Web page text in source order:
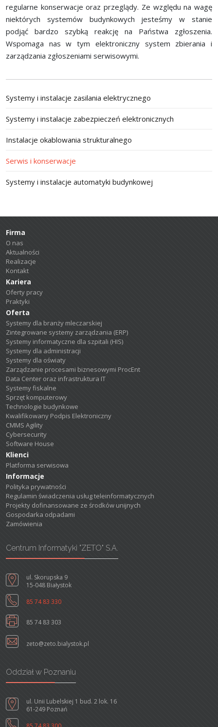
regularne konserwacje oraz przeglądy. Ze względu na wagę
niektórych systemów budynkowych jesteśmy w stanie
podjąć bardzo szybką reakcję na Państwa zgłoszenia.
Wspomaga nas w tym elektroniczny system zbierania i
zarządzania zgłoszeniami serwisowymi.
Systemy i instalacje zasilania elektrycznego
Systemy i instalacje zabezpieczeń elektronicznych
Instalacje okablowania strukturalnego
Serwis i konserwacje
Systemy i instalacje automatyki budynkowej
Firma
O nas
Aktualności
Realizacje
Kontakt
Kariera
Oferty pracy
Praktyki
Oferta
Systemy dla branży mleczarskiej
Zintegrowane systemy zarządzania (ERP)
Systemy informatyczne dla szpitali (HIS)
Systemy dla administracji
Systemy dla oświaty
Zarządzanie procesami biznesowymi ProcEnt
Data Center oraz infrastruktura IT
Systemy fiskalne
Sprzęt komputerowy
Technologie budynkowe
Kwalifikowany Podpis Elektroniczny
CMMS Agility
Cybersecurity
Software House
Klienci
Platforma serwisowa
Informacje
Polityka prywatności
Regulamin świadczenia usług teleinformatycznych
Projekty dofinansowane ze środków unijnych
Gospodarka odpadami
Zamówienia
Centrum Informatyki "ZETO" S.A.
ul. Skorupska 9
15-048 Białystok
85 74 83 330
85 74 83 303
zeto@zeto.bialystok.pl
Oddział w Poznaniu
ul. Unii Lubelskiej 1 bud. 2 lok. 16
61-249 Poznań